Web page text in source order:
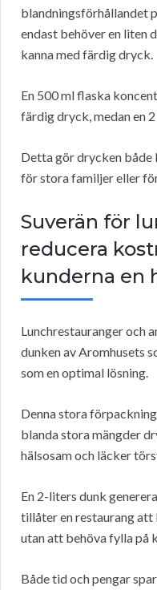
blandningsförhållandet
endast behöver en liten
kanna med färdig dryck.
En 500 ml flaska
färdig dryck, medan en
Detta gör drycken
för stora familjer eller
Suverän för
reducera
kunderna en
Lunchrestauranger och
dunken av Aromhusets
som en optimal lösning.
Denna stora
blanda stora mängder
hälsosam och läcker
En 2-liters dunk
tillåter en restaurang
utan att behöva fylla på
Både tid och pengar